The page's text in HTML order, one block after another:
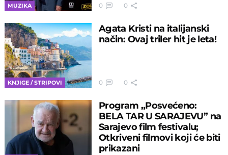
MUZIKA 0 0
KNJIGE / STRIPOVI
Agata Kristi na italijanski
način: Ovaj triler hit je leta!
0 0
Program „Posvećeno:
BELA TAR U SARAJEVU” na
Sarajevo film festivalu;
Otkriveni filmovi koji će biti
prikazani